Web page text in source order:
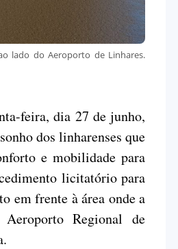
lado do Aeroporto de Linhares.
feira, dia 27 de junho,
dos linharenses que
e mobilidade para
licitatório para
em frente à área onde a
Regional de